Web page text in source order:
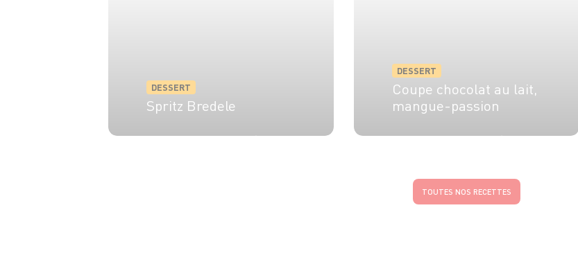
DESSERT
Spritz Bredele
DESSERT
Coupe chocolat au lait,
mangue-passion
TOUTES NOS RECETTES